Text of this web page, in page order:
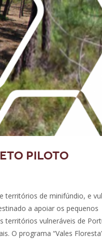
Piloto
territórios de minifúndio, e
a apoiar os pequenos
territórios vulneráveis de
O programa “Vales